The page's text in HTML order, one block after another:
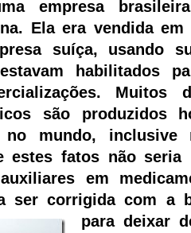
empresa
Ela era vendida
suíça, usando
habilitados
Muitos
são produzidos
no mundo,
estes fatos não seria
em
ser corrigida com a
para deixar